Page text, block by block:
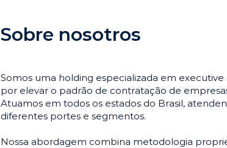
Sobre nosotros
Somos uma holding especializada em
por elevar o padrão de contratação de
Atuamos em todos os estados do Brasil,
diferentes portes e segmentos.
Nossa abordagem combina metodologia